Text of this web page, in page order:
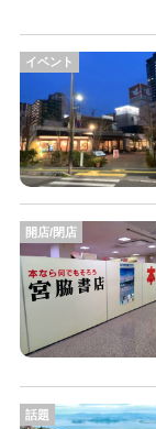
イベント
開店/閉店
話題